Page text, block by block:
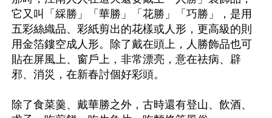
它又叫「綵勝」「華勝」「花勝」「巧勝」，是用
五彩絲織品、彩紙剪出的花樣或人形，更高級的則
用金箔鏤空成人形。除了戴在頭上，人勝飾品也可
貼在屏風上、窗戶上，非常漂亮，意在祛病、辟
邪、消災，在新春討個好彩頭。
除了食菜羹、戴華勝之外，古時還有登山、飲酒、